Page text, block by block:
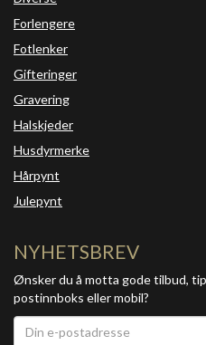
Forlengere
Fotlenker
Gifteringer
Gravering
Halskjeder
Husdyrmerke
Hårpynt
Julepynt
NYHETSBREV
Ønsker du å motta gode tilbud,
postinnboks eller mobil?